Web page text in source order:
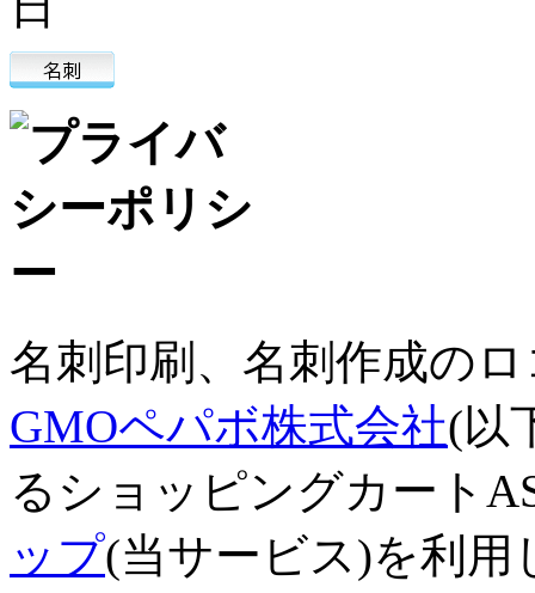
名刺印刷、名刺作成の
GMOペパボ株式会社(以
るショッピングカート
ップ(当サービス)を利